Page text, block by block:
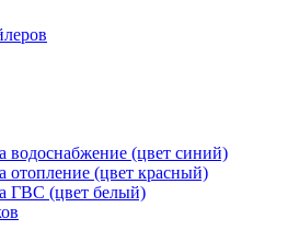
водоснабжение (цвет синий)
отопление (цвет красный)
ГВС (цвет белый)